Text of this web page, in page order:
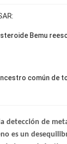
Bemu
común de
la detección de
es un